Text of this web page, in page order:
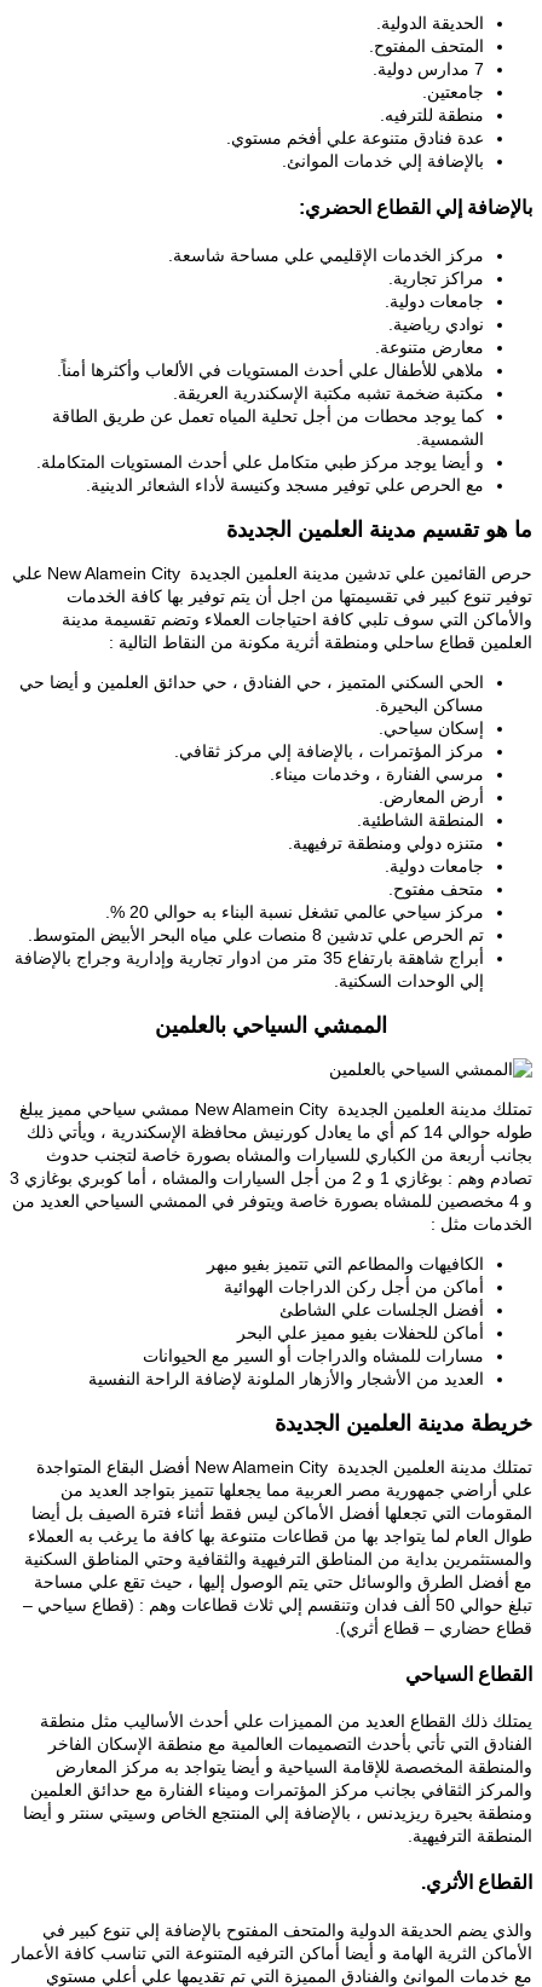
الحديقة الدولية.
المتحف المفتوح.
7 مدارس دولية.
جامعتين.
منطقة للترفيه.
عدة فنادق متنوعة علي أفخم مستوي.
بالإضافة إلي خدمات الموانئ.
بالإضافة إلي القطاع الحضري:
مركز الخدمات الإقليمي علي مساحة شاسعة.
مراكز تجارية.
جامعات دولية.
نوادي رياضية.
معارض متنوعة.
ملاهي للأطفال علي أحدث المستويات في الألعاب وأكثرها أمناً.
مكتبة ضخمة تشبه مكتبة الإسكندرية العريقة.
كما يوجد محطات من أجل تحلية المياه تعمل عن طريق الطاقة
الشمسية.
و أيضا يوجد مركز طبي متكامل علي أحدث المستويات المتكاملة.
مع الحرص علي توفير مسجد وكنيسة لأداء الشعائر الدينية.
ما هو تقسيم مدينة العلمين الجديدة
حرص القائمين علي تدشين مدينة العلمين الجديدة New Alamein City علي
توفير تنوع كبير في تقسيمتها من اجل أن يتم توفير بها كافة الخدمات
والأماكن التي سوف تلبي كافة احتياجات العملاء وتضم تقسيمة مدينة
العلمين قطاع ساحلي ومنطقة أثرية مكونة من النقاط التالية :
الحي السكني المتميز ، حي الفنادق ، حي حدائق العلمين و أيضا حي
مساكن البحيرة.
إسكان سياحي.
مركز المؤتمرات ، بالإضافة إلي مركز ثقافي.
مرسي الفنارة ، وخدمات ميناء.
أرض المعارض.
المنطقة الشاطئية.
متنزه دولي ومنطقة ترفيهية.
جامعات دولية.
متحف مفتوح.
مركز سياحي عالمي تشغل نسبة البناء به حوالي 20 %.
تم الحرص علي تدشين 8 منصات علي مياه البحر الأبيض المتوسط.
أبراج شاهقة بارتفاع 35 متر من ادوار تجارية وإدارية وجراج بالإضافة
إلي الوحدات السكنية.
الممشي السياحي بالعلمين
تمتلك مدينة العلمين الجديدة New Alamein City ممشي سياحي مميز يبلغ
طوله حوالي 14 كم أي ما يعادل كورنيش محافظة الإسكندرية ، ويأتي ذلك
بجانب أربعة من الكباري للسيارات والمشاه بصورة خاصة لتجنب حدوث
تصادم وهم : بوغازي 1 و 2 من أجل السيارات والمشاه ، أما كوبري بوغازي 3
و 4 مخصصين للمشاه بصورة خاصة ويتوفر في الممشي السياحي العديد من
الخدمات مثل :
الكافيهات والمطاعم التي تتميز بفيو مبهر
أماكن من أجل ركن الدراجات الهوائية
أفضل الجلسات علي الشاطئ
أماكن للحفلات بفيو مميز علي البحر
مسارات للمشاه والدراجات أو السير مع الحيوانات
العديد من الأشجار والأزهار الملونة لإضافة الراحة النفسية
خريطة مدينة العلمين الجديدة
تمتلك مدينة العلمين الجديدة New Alamein City أفضل البقاع المتواجدة
علي أراضي جمهورية مصر العربية مما يجعلها تتميز بتواجد العديد من
المقومات التي تجعلها أفضل الأماكن ليس فقط أثناء فترة الصيف بل أيضا
طوال العام لما يتواجد بها من قطاعات متنوعة بها كافة ما يرغب به العملاء
والمستثمرين بداية من المناطق الترفيهية والثقافية وحتي المناطق السكنية
مع أفضل الطرق والوسائل حتي يتم الوصول إليها ، حيث تقع علي مساحة
تبلغ حوالي 50 ألف فدان وتنقسم إلي ثلاث قطاعات وهم : (قطاع سياحي –
قطاع حضاري – قطاع أثري).
القطاع السياحي
يمتلك ذلك القطاع العديد من المميزات علي أحدث الأساليب مثل منطقة
الفنادق التي تأتي بأحدث التصميمات العالمية مع منطقة الإسكان الفاخر
والمنطقة المخصصة للإقامة السياحية و أيضا يتواجد به مركز المعارض
والمركز الثقافي بجانب مركز المؤتمرات وميناء الفنارة مع حدائق العلمين
ومنطقة بحيرة ريزيدنس ، بالإضافة إلي المنتجع الخاص وسيتي سنتر و أيضا
المنطقة الترفيهية.
القطاع الأثري.
والذي يضم الحديقة الدولية والمتحف المفتوح بالإضافة إلي تنوع كبير في
الأماكن الثرية الهامة و أيضا أماكن الترفيه المتنوعة التي تناسب كافة الأعمار
مع خدمات الموانئ والفنادق المميزة التي تم تقديمها علي أعلي مستوي